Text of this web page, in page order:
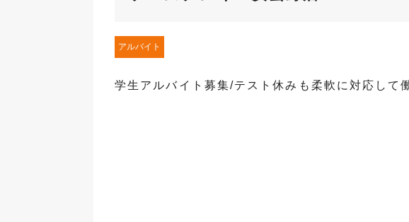
アルバイト
学生アルバイト募集/テスト休みも柔軟に対応して